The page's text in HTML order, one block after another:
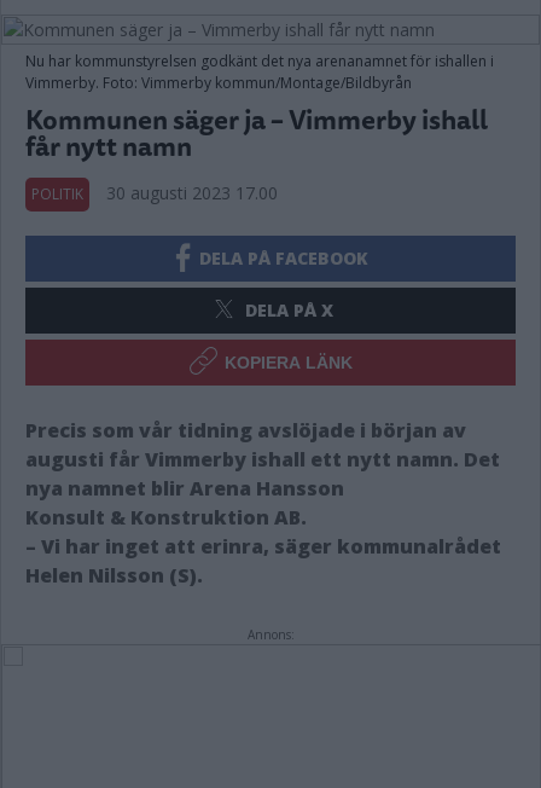
Nu har kommunstyrelsen godkänt det nya arenanamnet för ishallen i
Vimmerby. Foto: Vimmerby kommun/Montage/Bildbyrån
Kommunen säger ja – Vimmerby ishall
får nytt namn
POLITIK 30 augusti 2023 17.00
DELA PÅ FACEBOOK
DELA PÅ X
KOPIERA LÄNK
Precis som vår tidning avslöjade i början av
augusti får Vimmerby ishall ett nytt namn. Det
nya namnet blir Arena Hansson
Konsult & Konstruktion AB.
– Vi har inget att erinra, säger kommunalrådet
Helen Nilsson (S).
Annons: